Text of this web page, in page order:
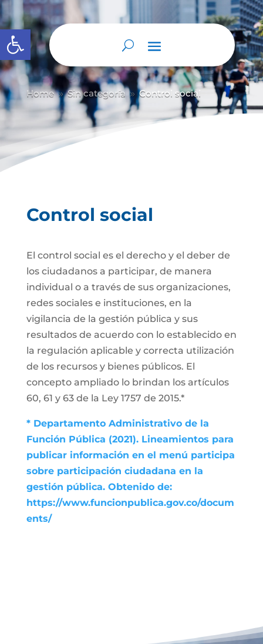
Abrir barra de herramientas
Home 9 Sin categoría 9 Control social
Control social
El control social es el derecho y el deber de
los ciudadanos a participar, de manera
individual o a través de sus organizaciones,
redes sociales e instituciones, en la
vigilancia de la gestión pública y sus
resultados de acuerdo con lo establecido en
la regulación aplicable y correcta utilización
de los recursos y bienes públicos. El
concepto ampliado lo brindan los artículos
60, 61 y 63 de la Ley 1757 de 2015.*
* Departamento Administrativo de la
Función Pública (2021). Lineamientos para
publicar información en el menú participa
sobre participación ciudadana en la
gestión pública. Obtenido de:
https://www.funcionpublica.gov.co/docum
ents/